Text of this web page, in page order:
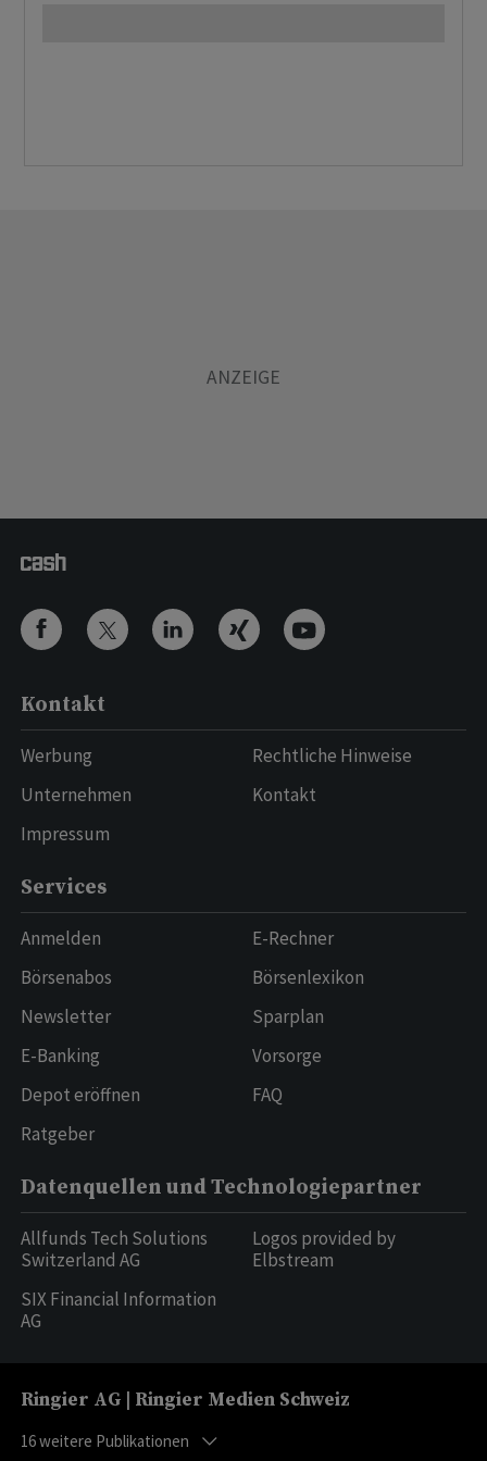
Kontakt
Werbung
Unternehmen
Impressum
Rechtliche Hinweise
Kontakt
Services
Anmelden
Börsenabos
Newsletter
E-Banking
Depot eröffnen
Ratgeber
E-Rechner
Börsenlexikon
Sparplan
Vorsorge
FAQ
Datenquellen und Technologiepartner
Allfunds Tech Solutions
Switzerland AG
SIX Financial Information
AG
Logos provided by
Elbstream
Ringier AG | Ringier Medien Schweiz
16weitere Publikationen